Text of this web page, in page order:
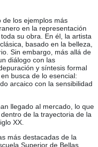
de los ejemplos más
en la representación
su obra. En él, la artista
basado en la belleza,
Sin embargo, más allá de
diálogo con las
y síntesis formal
busca de lo esencial:
arcaico con la sensibilidad
llegado al mercado, lo que
de la trayectoria de la
XX.
más destacadas de la
Superior de Bellas